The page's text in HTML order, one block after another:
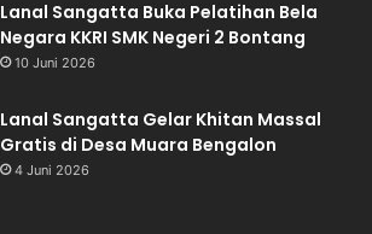
Lanal Sangatta Buka Pelatihan Bela
Negara KKRI SMK Negeri 2 Bontang
10 Juni 2026
Lanal Sangatta Gelar Khitan Massal
Gratis di Desa Muara Bengalon
4 Juni 2026